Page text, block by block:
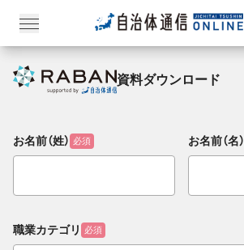
資料ダウンロード
お名前（姓） 必須 お名前（名）
職業カテゴリ 必須